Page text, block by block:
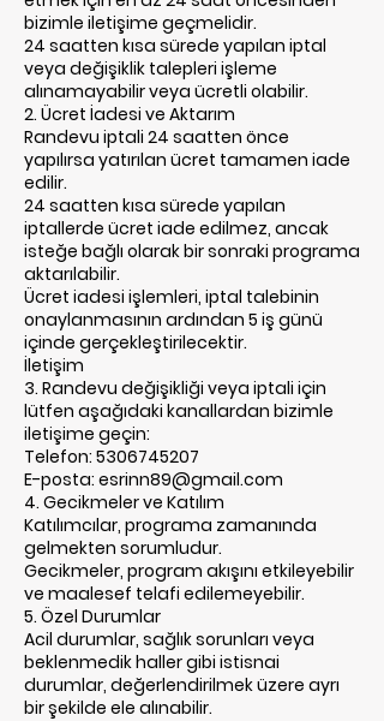
bizimle iletişime geçmelidir.
24 saatten kısa sürede yapılan iptal
veya değişiklik talepleri işleme
alınamayabilir veya ücretli olabilir.
2. Ücret İadesi ve Aktarım
Randevu iptali 24 saatten önce
yapılırsa yatırılan ücret tamamen iade
edilir.
24 saatten kısa sürede yapılan
iptallerde ücret iade edilmez, ancak
isteğe bağlı olarak bir sonraki programa
aktarılabilir.
Ücret iadesi işlemleri, iptal talebinin
onaylanmasının ardından 5 iş günü
içinde gerçekleştirilecektir.
İletişim
3. Randevu değişikliği veya iptali için
lütfen aşağıdaki kanallardan bizimle
iletişime geçin:
Telefon: 5306745207
E-posta: esrinn89@gmail.com
4. Gecikmeler ve Katılım
Katılımcılar, programa zamanında
gelmekten sorumludur.
Gecikmeler, program akışını etkileyebilir
ve maalesef telafi edilemeyebilir.
5. Özel Durumlar
Acil durumlar, sağlık sorunları veya
beklenmedik haller gibi istisnai
durumlar, değerlendirilmek üzere ayrı
bir şekilde ele alınabilir.